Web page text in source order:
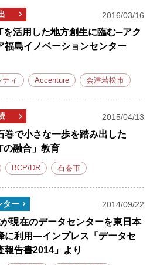
2016/03/16
を活用した地方創生に臨む─アク
福島イノベーションセンター
ティ Accenture 会津若松市
2015/04/13
巻で小さな一歩を踏み出した
の融合」教育
BCP/DR 石巻市
ター 2014/09/22
現在のデータセンターを東日本
に利用―インプレス「データセ
報告書2014」より